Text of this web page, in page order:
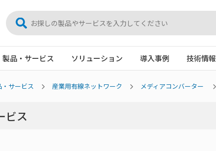
製品・サービス ソリューション 導入事例 技術情報
・サービス 産業用有線ネットワーク メディアコンバーター
ビス